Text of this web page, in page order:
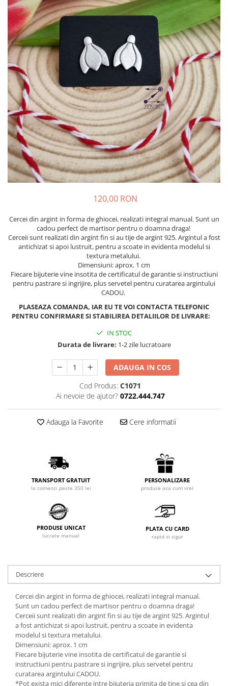
120,00 RON
Cercei din argint in forma de ghiocei, realizati integral manual. Sunt un
cadou perfect de martisor pentru o doamna draga!
Cerceii sunt realizati din argint fin si au tije de argint 925. Argintul a fost
antichizat si apoi lustruit, pentru a scoate in evidenta modelul si
textura metalului.
Dimensiuni: aprox. 1 cm
Fiecare bijuterie vine insotita de certificatul de garantie si instructiuni
pentru pastrare si ingrijire, plus servetel pentru curatarea argintului
CADOU.
PLASEAZA COMANDA, IAR EU TE VOI CONTACTA TELEFONIC
PENTRU CONFIRMARE SI STABILIREA DETALIILOR DE LIVRARE:
IN STOC
Durata de livrare: 1-2 zile lucratoare
ADAUGA IN COS
Cod Produs: C1071
Ai nevoie de ajutor? 0722.444.747
Adauga la Favorite Cere informatii
TRANSPORT GRATUIT
la comenzi peste 350 lei
PERSONALIZARE
produse asa cum vrei
PRODUSE UNICAT
lucrate manual
PLATA CU CARD
rapid si sigur
Descriere
Cercei din argint in forma de ghiocei, realizati integral manual.
Sunt un cadou perfect de martisor pentru o doamna draga!
Cerceii sunt realizati din argint fin si au tije de argint 925. Argintul
a fost antichizat si apoi lustruit, pentru a scoate in evidenta
modelul si textura metalului.
Dimensiuni: aprox. 1 cm
Fiecare bijuterie vine insotita de certificatul de garantie si
instructiuni pentru pastrare si ingrijire, plus servetel pentru
curatarea argintului CADOU.
*Pot exista mici diferente intre bijuteria primita de tine si cea din